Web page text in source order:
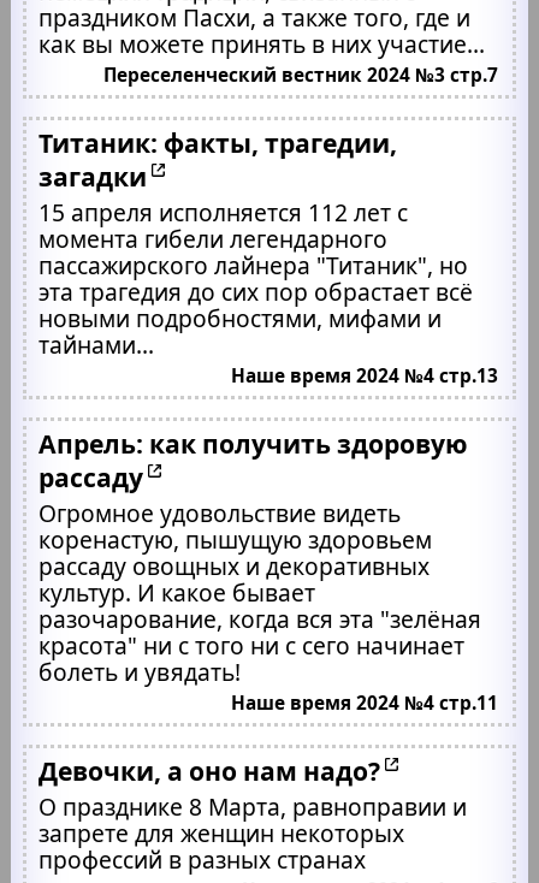
праздником Пасхи, а также того, где и
как вы можете принять в них участие...
Переселенческий вестник 2024 №3 стр.7
Титаник: факты, трагедии,
загадки
15 апреля исполняется 112 лет с
момента гибели легендарного
пассажирского лайнера "Титаник", но
эта трагедия до сих пор обрастает всё
новыми подробностями, мифами и
тайнами...
Наше время 2024 №4 стр.13
Апрель: как получить здоровую
рассаду
Огромное удовольствие видеть
коренастую, пышущую здоровьем
рассаду овощных и декоративных
культур. И какое бывает
разочарование, когда вся эта "зелёная
красота" ни с того ни с сего начинает
болеть и увядать!
Наше время 2024 №4 стр.11
Девочки, а оно нам надо?
О празднике 8 Марта, равноправии и
запрете для женщин некоторых
профессий в разных странах